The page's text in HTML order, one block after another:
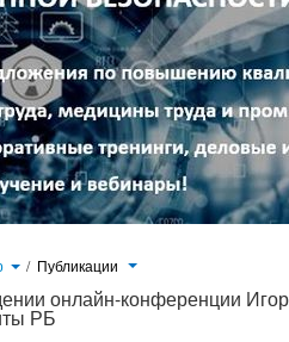
/ Публикации
онлайн-конференции
РБ